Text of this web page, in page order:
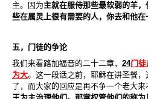
主。因为主就在服侍那些最软弱的羊
些在属灵上很有需要的人，你去和他
五，门徒的争论
我们来看路加福音的二十二章， 24门徒
为大。这一段话之前，耶稣在讲圣餐
了，而大家的回应是再不争一个老大来